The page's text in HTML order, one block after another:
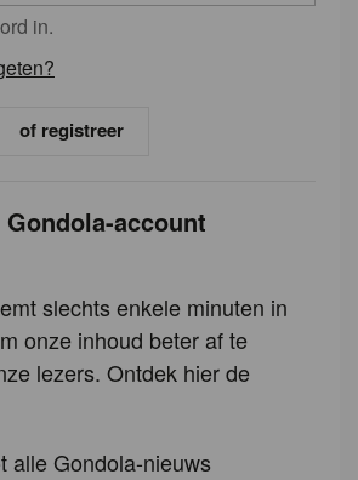
in.
of registreer
Gondola-account
slechts enkele minuten in
onze inhoud beter af te
lezers. Ontdek hier de
alle Gondola-nieuws